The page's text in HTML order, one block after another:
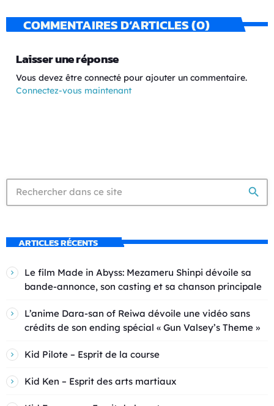
COMMENTAIRES D’ARTICLES (0)
Laisser une réponse
Vous devez être connecté pour ajouter un commentaire.
Connectez-vous maintenant
search
ARTICLES RÉCENTS
Le film Made in Abyss: Mezameru Shinpi dévoile sa
bande-annonce, son casting et sa chanson principale
L’anime Dara-san of Reiwa dévoile une vidéo sans
crédits de son ending spécial « Gun Valsey’s Theme »
Kid Pilote – Esprit de la course
Kid Ken – Esprit des arts martiaux